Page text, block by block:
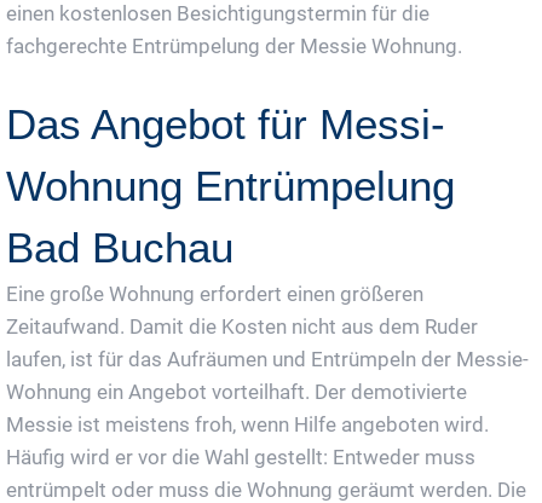
einen kostenlosen Besichtigungstermin für die
fachgerechte Entrümpelung der Messie Wohnung.
Das Angebot für Messi-
Wohnung Entrümpelung
Bad Buchau
Eine große Wohnung erfordert einen größeren
Zeitaufwand. Damit die Kosten nicht aus dem Ruder
laufen, ist für das Aufräumen und Entrümpeln der Messie-
Wohnung ein Angebot vorteilhaft. Der demotivierte
Messie ist meistens froh, wenn Hilfe angeboten wird.
Häufig wird er vor die Wahl gestellt: Entweder muss
entrümpelt oder muss die Wohnung geräumt werden. Die